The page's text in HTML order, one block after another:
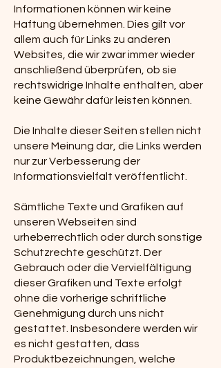
Informationen können wir keine
Haftung übernehmen. Dies gilt vor
allem auch für Links zu anderen
Websites, die wir zwar immer wieder
anschließend überprüfen, ob sie
rechtswidrige Inhalte enthalten, aber
keine Gewähr dafür leisten können.
Die Inhalte dieser Seiten stellen nicht
unsere Meinung dar, die Links werden
nur zur Verbesserung der
Informationsvielfalt veröffentlicht.
Sämtliche Texte und Grafiken auf
unseren Webseiten sind
urheberrechtlich oder durch sonstige
Schutzrechte geschützt. Der
Gebrauch oder die Vervielfältigung
dieser Grafiken und Texte erfolgt
ohne die vorherige schriftliche
Genehmigung durch uns nicht
gestattet. Insbesondere werden wir
es nicht gestatten, dass
Produktbezeichnungen, welche